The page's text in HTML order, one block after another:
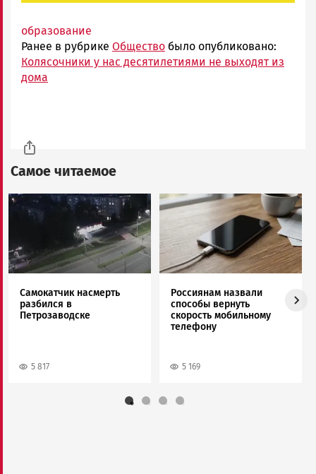
образование
Ранее в рубрике Общество было опубликовано:
Колясочники у нас десятилетиями не выходят из
дома
Самое читаемое
Image
Самокатчик насмерть
разбился в
Петрозаводске
5 817
Image
Россиянам назвали
способы вернуть
скорость мобильному
телефону
5 169